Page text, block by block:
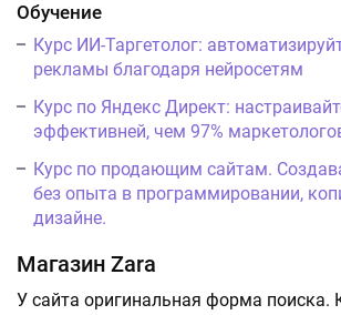
Обучение
Курс ИИ-Таргетолог:
рекламы благодаря нейросетям
Курс по Яндекс Директ:
эффективней, чем 97%
Курс по продающим сайтам.
без опыта в программировании,
дизайне.
Магазин Zara
У сайта оригинальная форма поиска.